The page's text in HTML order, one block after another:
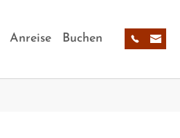
Anreise Buchen